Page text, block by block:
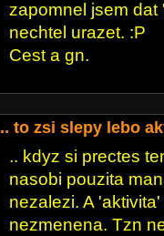
zapomnel jsem dat
nechtel urazet. :P
Cest a gn.
.. to zsi slepy lebo
.. kdyz si prectes
nasobi pouzita
nezalezi. A
nezmenena. Tzn